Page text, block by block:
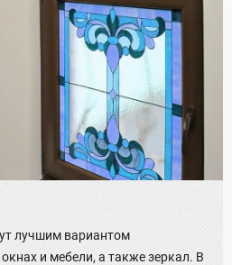
лучшим вариантом
и мебели, а также зеркал. В